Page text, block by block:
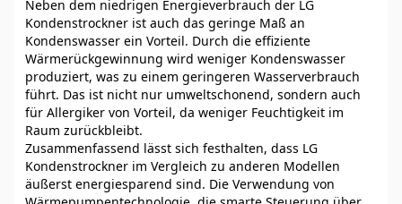
Neben dem niedrigen Energieverbrauch der LG
Kondenstrockner ist auch das geringe Maß an
Kondenswasser ein Vorteil. Durch die effiziente
Wärmerückgewinnung wird weniger Kondenswasser
produziert, was zu einem geringeren Wasserverbrauch
führt. Das ist nicht nur umweltschonend, sondern auch
für Allergiker von Vorteil, da weniger Feuchtigkeit im
Raum zurückbleibt.
Zusammenfassend lässt sich festhalten, dass LG
Kondenstrockner im Vergleich zu anderen Modellen
äußerst energiesparend sind. Die Verwendung von